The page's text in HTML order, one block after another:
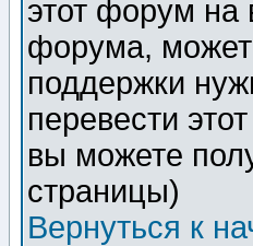
этот форум на
форума, может
поддержки
перевести
вы можете
страницы)
Вернуться к